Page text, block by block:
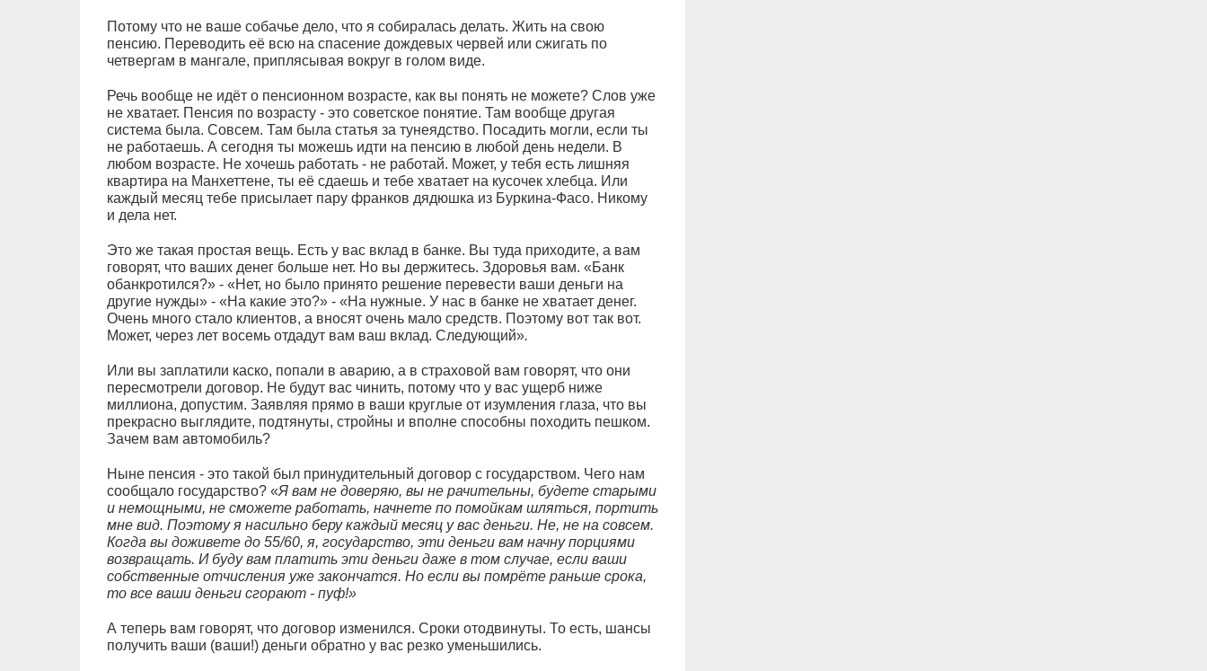
Потому что не ваше собачье дело, что я собиралась делать. Жить на свою
пенсию. Переводить её всю на спасение дождевых червей или сжигать по
четвергам в мангале, приплясывая вокруг в голом виде.
Речь вообще не идёт о пенсионном возрасте, как вы понять не можете? Слов уже
не хватает. Пенсия по возрасту - это советское понятие. Там вообще другая
система была. Совсем. Там была статья за тунеядство. Посадить могли, если ты
не работаешь. А сегодня ты можешь идти на пенсию в любой день недели. В
любом возрасте. Не хочешь работать - не работай. Может, у тебя есть лишняя
квартира на Манхеттене, ты её сдаешь и тебе хватает на кусочек хлебца. Или
каждый месяц тебе присылает пару франков дядюшка из Буркина-Фасо. Никому
и дела нет.
Это же такая простая вещь. Есть у вас вклад в банке. Вы туда приходите, а вам
говорят, что ваших денег больше нет. Но вы держитесь. Здоровья вам. «Банк
обанкротился?» - «Нет, но было принято решение перевести ваши деньги на
другие нужды» - «На какие это?» - «На нужные. У нас в банке не хватает денег.
Очень много стало клиентов, а вносят очень мало средств. Поэтому вот так вот.
Может, через лет восемь отдадут вам ваш вклад. Следующий».
Или вы заплатили каско, попали в аварию, а в страховой вам говорят, что они
пересмотрели договор. Не будут вас чинить, потому что у вас ущерб ниже
миллиона, допустим. Заявляя прямо в ваши круглые от изумления глаза, что вы
прекрасно выглядите, подтянуты, стройны и вполне способны походить пешком.
Зачем вам автомобиль?
Ныне пенсия - это такой был принудительный договор с государством. Чего нам
сообщало государство? «Я вам не доверяю, вы не рачительны, будете старыми
и немощными, не сможете работать, начнете по помойкам шляться, портить
мне вид. Поэтому я насильно беру каждый месяц у вас деньги. Не, не на совсем.
Когда вы доживете до 55/60, я, государство, эти деньги вам начну порциями
возвращать. И буду вам платить эти деньги даже в том случае, если ваши
собственные отчисления уже закончатся. Но если вы помрёте раньше срока,
то все ваши деньги сгорают - пуф!»
А теперь вам говорят, что договор изменился. Сроки отодвинуты. То есть, шансы
получить ваши (ваши!) деньги обратно у вас резко уменьшились.